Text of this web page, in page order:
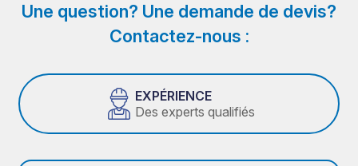
Une question? Une demande de devis?
Contactez-nous :
EXPÉRIENCE
Des experts qualifiés